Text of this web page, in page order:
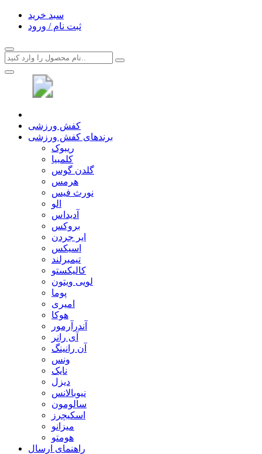
سبد خرید
ثبت نام / ورود
کفش ورزشی
برندهای کفش ورزشی
ریبوک
کلمبیا
گلدن گوس
هرمس
نورث فیس
الو
آدیداس
بروکس
ایر جردن
اسیکس
تیمبرلند
کالیکستو
لویی ویتون
پوما
امیری
هوکا
آندرآرمور
آی رانر
آن رانینگ
ونس
نایک
دیزل
نیوبالانس
سالومون
اسکیچرز
میزانو
هومتو
راهنمای ارسال